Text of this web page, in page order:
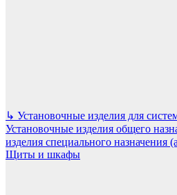
↳ Установочные изделия для
Установочные изделия общего
изделия специального назначения
Щиты и шкафы